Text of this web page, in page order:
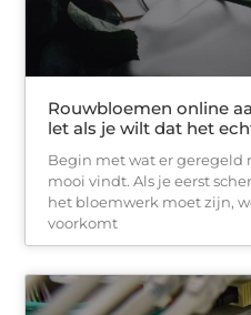
Rouwbloemen online
let als je wilt dat het
Begin met wat er geregeld
mooi vindt. Als je eerst
het bloemwerk moet zijn,
voorkomt